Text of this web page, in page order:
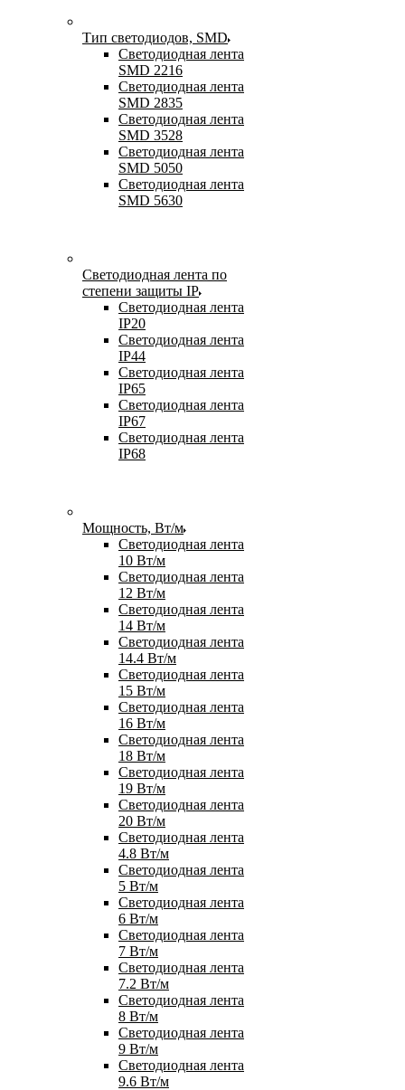
Тип светодиодов, SMD
Cветодиодная лента
SMD 2216
Светодиодная лента
SMD 2835
Светодиодная лента
SMD 3528
Светодиодная лента
SMD 5050
Светодиодная лента
SMD 5630
Светодиодная лента по
степени защиты IP
Светодиодная лента
IP20
Светодиодная лента
IP44
Светодиодная лента
IP65
Светодиодная лента
IP67
Светодиодная лента
IP68
Мощность, Вт/м
Светодиодная лента
10 Вт/м
Светодиодная лента
12 Вт/м
Светодиодная лента
14 Вт/м
Светодиодная лента
14.4 Вт/м
Светодиодная лента
15 Вт/м
Светодиодная лента
16 Вт/м
Светодиодная лента
18 Вт/м
Светодиодная лента
19 Вт/м
Светодиодная лента
20 Вт/м
Светодиодная лента
4.8 Вт/м
Светодиодная лента
5 Вт/м
Светодиодная лента
6 Вт/м
Светодиодная лента
7 Вт/м
Светодиодная лента
7.2 Вт/м
Светодиодная лента
8 Вт/м
Светодиодная лента
9 Вт/м
Светодиодная лента
9.6 Вт/м